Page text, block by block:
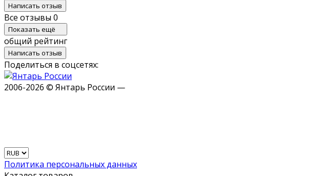
Написать отзыв
Все отзывы 0
Показать ещё
общий рейтинг
Написать отзыв
Поделиться в соцсетях:
2006-2026 © Янтарь России —
Политика персональных данных